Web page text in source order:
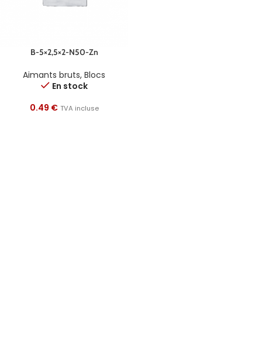
B-5×2,5×2-N50-Zn
Aimants bruts, Blocs
En stock
0.49 € TVA incluse